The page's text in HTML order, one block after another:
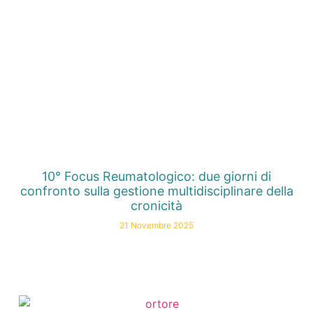
10° Focus Reumatologico: due giorni di
confronto sulla gestione multidisciplinare della
cronicità
21 Novembre 2025